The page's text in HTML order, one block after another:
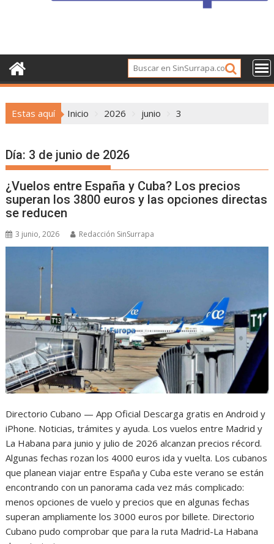
Estas aquí Inicio 2026 junio 3
Día: 3 de junio de 2026
¿Vuelos entre España y Cuba? Los precios
superan los 3800 euros y las opciones directas
se reducen
3 junio, 2026 Redacción SinSurrapa
Directorio Cubano — App Oficial Descarga gratis en Android y
iPhone. Noticias, trámites y ayuda. Los vuelos entre Madrid y
La Habana para junio y julio de 2026 alcanzan precios récord.
Algunas fechas rozan los 4000 euros ida y vuelta. Los cubanos
que planean viajar entre España y Cuba este verano se están
encontrando con un panorama cada vez más complicado:
menos opciones de vuelo y precios que en algunas fechas
superan ampliamente los 3000 euros por billete. Directorio
Cubano pudo comprobar que para la ruta Madrid-La Habana